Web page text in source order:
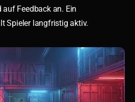
Feedback an. Ein
Spieler langfristig aktiv.